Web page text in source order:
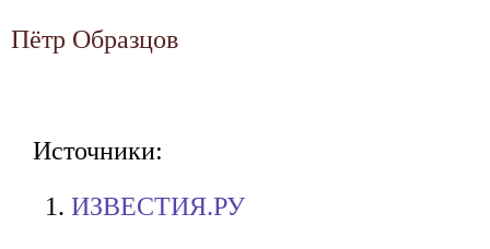
Пётр Образцов
Источники:
ИЗВЕСТИЯ.РУ